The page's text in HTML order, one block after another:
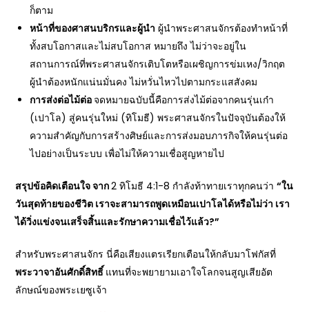
ก็ตาม
หน้าที่ของศาสนบริกรและผู้นำ ผู้นำพระศาสนจักรต้องทำหน้าที่
ทั้งสบโอกาสและไม่สบโอกาส หมายถึง ไม่ว่าจะอยู่ใน
สถานการณ์ที่พระศาสนจักรเติบโตหรือเผชิญการข่มเหง/วิกฤต
ผู้นำต้องหนักแน่นมั่นคง ไม่หวั่นไหวไปตามกระแสสังคม
การส่งต่อไม้ต่อจดหมายฉบับนี้คือการส่งไม้ต่อจากคนรุ่นเก๋า
(เปาโล) สู่คนรุ่นใหม่ (ทิโมธี) พระศาสนจักรในปัจจุบันต้องให้
ความสำคัญกับการสร้างศิษย์และการส่งมอบภารกิจให้คนรุ่นต่อ
ไปอย่างเป็นระบบ เพื่อไม่ให้ความเชื่อสูญหายไป
สรุปข้อคิดเตือนใจ จาก2 ทิโมธี 4:1-8 กำลังท้าทายเราทุกคนว่า“ใน
วันสุดท้ายของชีวิต เราจะสามารถพูดเหมือนเปาโลได้หรือไม่ว่า เรา
ได้วิ่งแข่งจนเสร็จสิ้นและรักษาความเชื่อไว้แล้ว?”
สำหรับพระศาสนจักร นี่คือเสียงแตรเรียกเตือนให้กลับมาโฟกัสที่
พระวาจาอันศักดิ์สิทธิ์ แทนที่จะพยายามเอาใจโลกจนสูญเสียอัต
ลักษณ์ของพระเยซูเจ้า